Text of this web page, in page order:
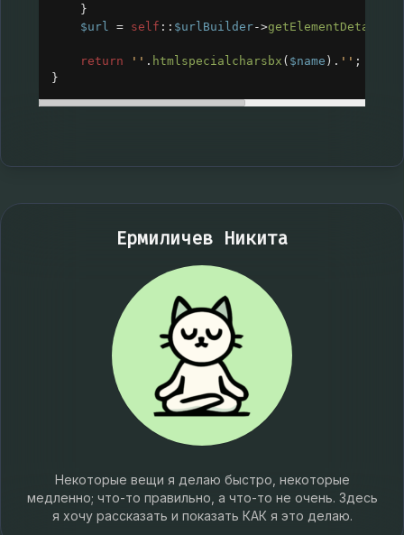
}
$url = self :: $urlBuilder->getElementDetailUrl
return '' . htmlspecialcharsbx ( $name ). '' ;
}
Ермиличев Никита
Некоторые вещи я делаю быстро, некоторые
медленно; что-то правильно, а что-то не очень. Здесь
я хочу рассказать и показать КАК я это делаю.